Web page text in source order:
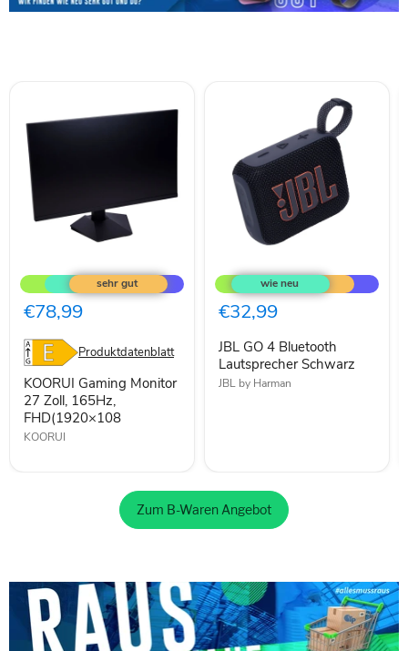
Gaming
Monitor
27
Zoll,
FHD(1920×108
€78,99
Produktdatenblatt
KOORUI Gaming Monitor
27 Zoll, 165Hz,
FHD(1920×108
KOORUI
GO
4
Bluetooth
Lautsprecher
€32,99
JBL GO 4 Bluetooth
Lautsprecher Schwarz
JBL by Harman
Zum B-Waren Angebot